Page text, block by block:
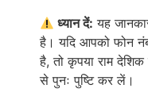
ध्यान दें: यह
है। यदि आपको फोन
है, तो कृपया राम
से पुनः पुष्टि कर लें।